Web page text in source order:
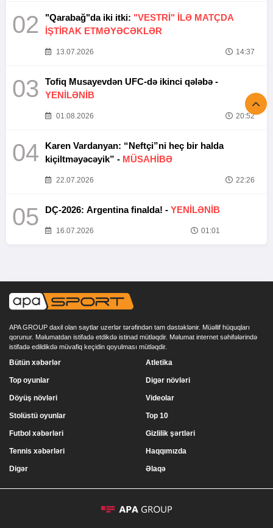
02 "Qarabağ"da iki itki: "VESTRİ" İLƏ MATÇDA
İŞTİRAK ETMƏYƏCƏKLƏR
13.07.2026 14:37
03
Tofiq Musayevdən UFC-də ikinci qələbə -
YENİLƏNİB
01.08.2026 20:52
04
Karen Vardanyan: “Neftçi”ni heç bir halda
kiçiltməyəcəyik” - MÜSAHİBƏ
22.07.2026 22:26
05 DÇ-2026: Argentina finalda! - YENİLƏNİB
16.07.2026 01:01
APA GROUP daxil olan saytlar uzerlər tərəfindən tam dəstəklənir. Müəllif hüquqları
qorunur. Məlumatdan istifadə etdikdə istinad mütləqdir. Məlumat internet səhifələrində
istifadə edildikdə müvafiq keçidin qoyulması mütləqdir.
Bütün xəbərlər
Top oyunlar
Döyüş növləri
Stolüstü oyunlar
Atletika
Digər növləri
Videolar
Top 10
Futbol xəbərləri
Tennis xəbərləri
Digər
Gizlilik şərtləri
Haqqımızda
Əlaqə